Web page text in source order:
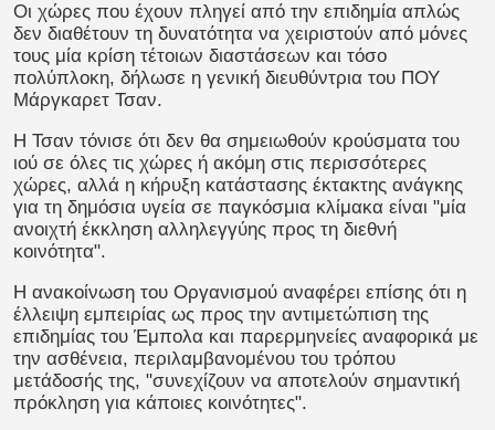
Οι χώρες που έχουν πληγεί από την επιδημία απλώς
δεν διαθέτουν τη δυνατότητα να χειριστούν από μόνες
τους μία κρίση τέτοιων διαστάσεων και τόσο
πολύπλοκη, δήλωσε η γενική διευθύντρια του ΠΟΥ
Μάργκαρετ Τσαν.
Η Τσαν τόνισε ότι δεν θα σημειωθούν κρούσματα του
ιού σε όλες τις χώρες ή ακόμη στις περισσότερες
χώρες, αλλά η κήρυξη κατάστασης έκτακτης ανάγκης
για τη δημόσια υγεία σε παγκόσμια κλίμακα είναι "μία
ανοιχτή έκκληση αλληλεγγύης προς τη διεθνή
κοινότητα".
Η ανακοίνωση του Οργανισμού αναφέρει επίσης ότι η
έλλειψη εμπειρίας ως προς την αντιμετώπιση της
επιδημίας του Έμπολα και παρερμηνείες αναφορικά με
την ασθένεια, περιλαμβανομένου του τρόπου
μετάδοσής της, "συνεχίζουν να αποτελούν σημαντική
πρόκληση για κάποιες κοινότητες".